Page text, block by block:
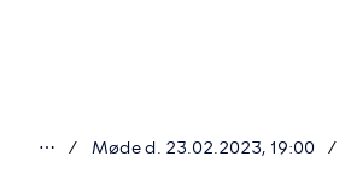
⋯ Møde d. 23.02.2023, 19:00